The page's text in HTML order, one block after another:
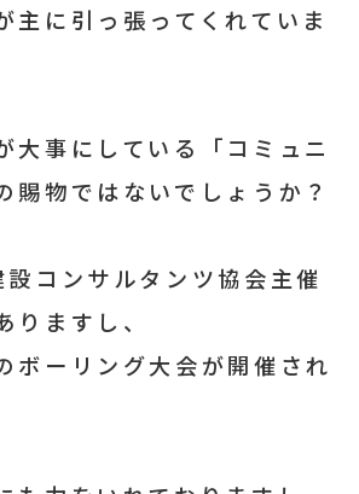
主に引っ張ってくれていま
大事にしている「コミュニ
賜物ではないでしょうか？
コンサルタンツ協会主催
りますし、
ボーリング大会が開催され